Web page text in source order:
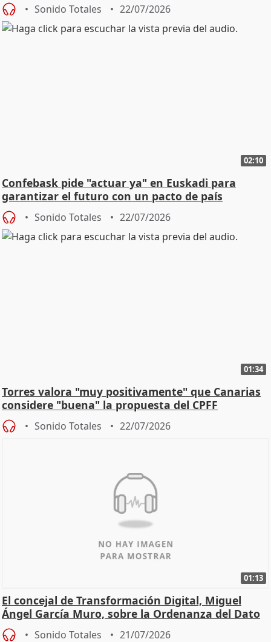
Sonido Totales 22/07/2026
02:10
Confebask pide "actuar ya" en Euskadi para
garantizar el futuro con un pacto de país
Sonido Totales 22/07/2026
01:34
Torres valora "muy positivamente" que Canarias
considere "buena" la propuesta del CPFF
Sonido Totales 22/07/2026
01:13
El concejal de Transformación Digital, Miguel
Ángel García Muro, sobre la Ordenanza del Dato
Sonido Totales 21/07/2026